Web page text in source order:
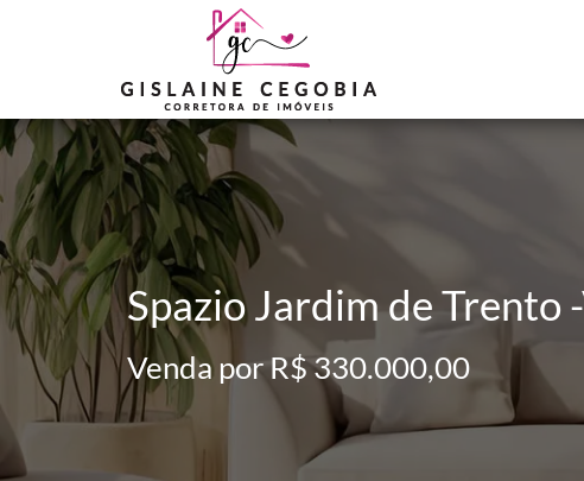
Spazio Jardim de Trento
Venda por R$ 330.000,00